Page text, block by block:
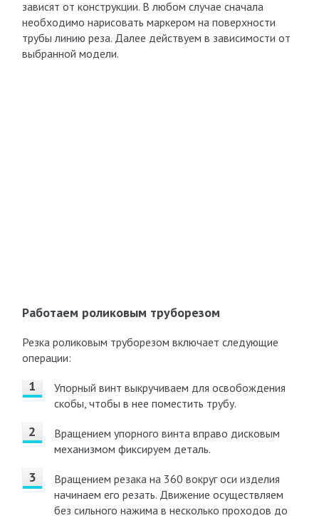
зависят от конструкции. В любом случае сначала
необходимо нарисовать маркером на поверхности
трубы линию реза. Далее действуем в зависимости от
выбранной модели.
Работаем роликовым труборезом
Резка роликовым труборезом включает следующие
операции:
Упорный винт выкручиваем для освобождения
скобы, чтобы в нее поместить трубу.
Вращением упорного винта вправо дисковым
механизмом фиксируем деталь.
Вращением резака на 360 вокруг оси изделия
начинаем его резать. Движение осуществляем
без сильного нажима в несколько проходов до